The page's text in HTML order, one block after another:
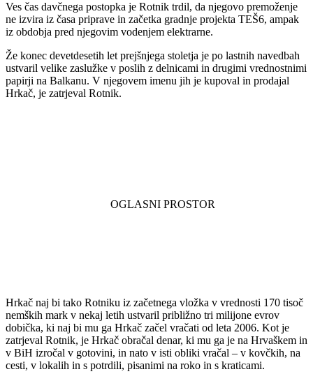
Ves čas davčnega postopka je Rotnik trdil, da njegovo premoženje
ne izvira iz časa priprave in začetka gradnje projekta TEŠ6, ampak
iz obdobja pred njegovim vodenjem elektrarne.
Že konec devetdesetih let prejšnjega stoletja je po lastnih navedbah
ustvaril velike zaslužke v poslih z delnicami in drugimi vrednostnimi
papirji na Balkanu. V njegovem imenu jih je kupoval in prodajal
Hrkač, je zatrjeval Rotnik.
Hrkač naj bi tako Rotniku iz začetnega vložka v vrednosti 170 tisoč
nemških mark v nekaj letih ustvaril približno tri milijone evrov
dobička, ki naj bi mu ga Hrkač začel vračati od leta 2006. Kot je
zatrjeval Rotnik, je Hrkač obračal denar, ki mu ga je na Hrvaškem in
v BiH izročal v gotovini, in nato v isti obliki vračal – v kovčkih, na
cesti, v lokalih in s potrdili, pisanimi na roko in s kraticami.